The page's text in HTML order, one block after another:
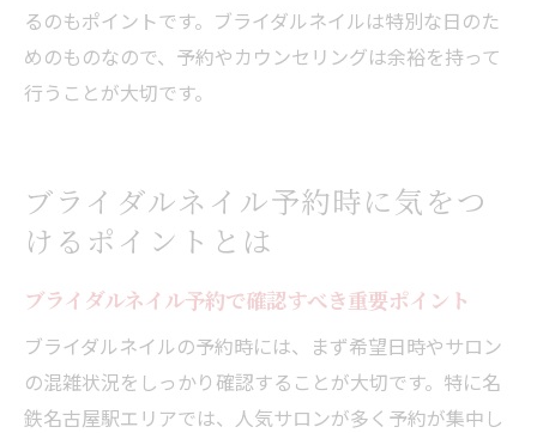
るのもポイントです。ブライダルネイルは特別な日のた
めのものなので、予約やカウンセリングは余裕を持って
行うことが大切です。
ブライダルネイル予約時に気をつ
けるポイントとは
ブライダルネイル予約で確認すべき重要ポイント
ブライダルネイルの予約時には、まず希望日時やサロン
の混雑状況をしっかり確認することが大切です。特に名
鉄名古屋駅エリアでは、人気サロンが多く予約が集中し